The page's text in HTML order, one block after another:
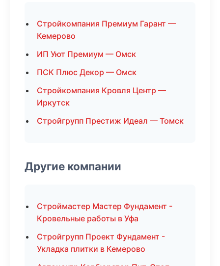
Стройкомпания Премиум Гарант —
Кемерово
ИП Уют Премиум — Омск
ПСК Плюс Декор — Омск
Стройкомпания Кровля Центр —
Иркутск
Стройгрупп Престиж Идеал — Томск
Другие компании
Строймастер Мастер Фундамент -
Кровельные работы в Уфа
Стройгрупп Проект Фундамент -
Укладка плитки в Кемерово